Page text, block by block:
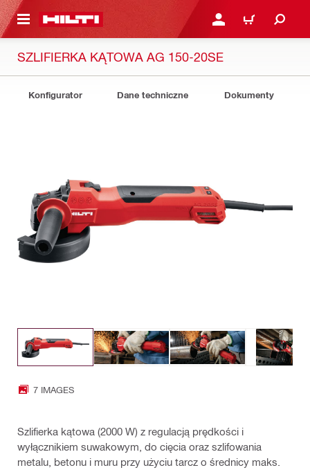
GŁÓWNEJ ZALOGUJ SIĘ LUB
KOSZYK
SZLIFIERKA KĄTOWA AG 150-20SE
Konfigurator Dane techniczne Dokumenty
7 IMAGES
Szlifierka kątowa (2000 W) z regulacją prędkości i
wyłącznikiem suwakowym, do cięcia oraz szlifowania
metalu, betonu i muru przy użyciu tarcz o średnicy maks.